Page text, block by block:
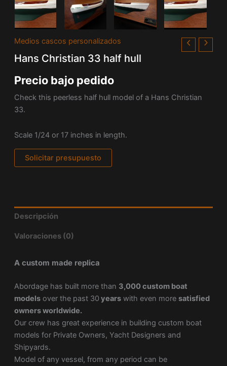
Medios cascos personalizados
Hans Christian 33 half hull
Precio bajo pedido
Check this peerless half hull model of a Hans Christian
33.
Scale 1/24 or 17 inches in length.
Solicitar presupuesto
Descripción
Valoraciones (0)
A custom made replica
Abordage has built more than 3,000 custom boat
modelsover the past 30 yearswith even more satisfied
owners worldwide.
Our crew has great experience in building custom boat
models for Private Owners, Yacht Designers and
Shipyards.
Model of any vessel, from any period can be